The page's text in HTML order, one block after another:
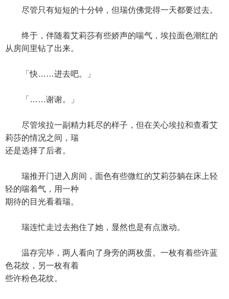
尽管只有短短的十分钟，但瑞仿佛觉得一天都要过去。
终于，伴随着艾莉莎有些娇声的喘气，埃拉面色潮红的
从房间里钻了出来。
「快……进去吧。」
「……谢谢。」
尽管埃拉一副精力耗尽的样子，但在关心埃拉和查看艾
莉莎的情况之间，瑞
还是选择了后者。
瑞推开门进入房间，面色有些微红的艾莉莎躺在床上轻
轻的喘着气，用一种
期待的目光看着瑞。
瑞连忙走过去抱住了她，显然也是有点激动。
温存完毕，两人看向了身旁的两枚蛋。一枚有着些许蓝
色花纹，另一枚有着
些许粉色花纹。